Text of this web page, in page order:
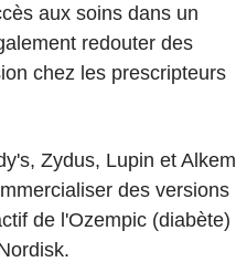
aux soins dans un
redouter des
chez les prescripteurs
Zydus, Lupin et Alkem
des versions
de l'Ozempic (diabète)